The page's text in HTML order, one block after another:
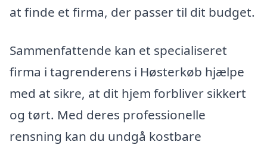
at finde et firma, der passer til dit budget.
Sammenfattende kan et specialiseret
firma i tagrenderens i Høsterkøb hjælpe
med at sikre, at dit hjem forbliver sikkert
og tørt. Med deres professionelle
rensning kan du undgå kostbare